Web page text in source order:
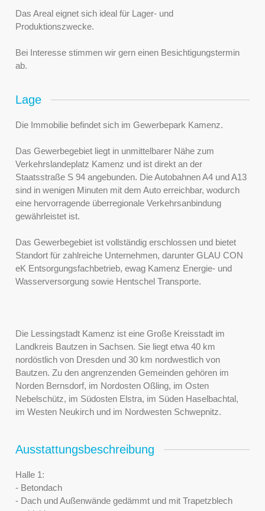
Das Areal eignet sich ideal für Lager- und
Produktionszwecke.
Bei Interesse stimmen wir gern einen Besichtigungstermin
ab.
Lage
Die Immobilie befindet sich im Gewerbepark Kamenz.
Das Gewerbegebiet liegt in unmittelbarer Nähe zum
Verkehrslandeplatz Kamenz und ist direkt an der
Staatsstraße S 94 angebunden. Die Autobahnen A4 und A13
sind in wenigen Minuten mit dem Auto erreichbar, wodurch
eine hervorragende überregionale Verkehrsanbindung
gewährleistet ist.
Das Gewerbegebiet ist vollständig erschlossen und bietet
Standort für zahlreiche Unternehmen, darunter GLAU CON
eK Entsorgungsfachbetrieb, ewag Kamenz Energie- und
Wasserversorgung sowie Hentschel Transporte.
Die Lessingstadt Kamenz ist eine Große Kreisstadt im
Landkreis Bautzen in Sachsen. Sie liegt etwa 40 km
nordöstlich von Dresden und 30 km nordwestlich von
Bautzen. Zu den angrenzenden Gemeinden gehören im
Norden Bernsdorf, im Nordosten Oßling, im Osten
Nebelschütz, im Südosten Elstra, im Süden Haselbachtal,
im Westen Neukirch und im Nordwesten Schwepnitz.
Ausstattungsbeschreibung
Halle 1:
- Betondach
- Dach und Außenwände gedämmt und mit Trapetzblech